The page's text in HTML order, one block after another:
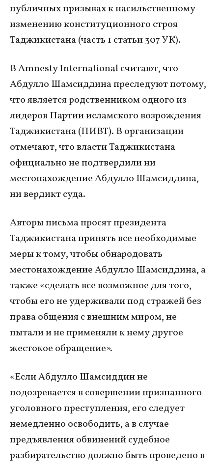
публичных призывах к насильственному
изменению конституционного строя
Таджикистана (часть 1 статьи 307 УК).
В Amnesty International считают, что
Абдулло Шамсиддина преследуют потому,
что является родственником одного из
лидеров Партии исламского возрождения
Таджикистана (ПИВТ). В организации
отмечают, что власти Таджикистана
официально не подтвердили ни
местонахождение Абдулло Шамсиддина,
ни вердикт суда.
Авторы письма просят президента
Таджикистана принять все необходимые
меры к тому, чтобы обнародовать
местонахождение Абдулло Шамсиддина, а
также «сделать все возможное для того,
чтобы его не удерживали под стражей без
права общения с внешним миром, не
пытали и не применяли к нему другое
жестокое обращение».
«Если Абдулло Шамсиддин не
подозревается в совершении признанного
уголовного преступления, его следует
немедленно освободить, а в случае
предъявления обвинений судебное
разбирательство должно быть проведено в